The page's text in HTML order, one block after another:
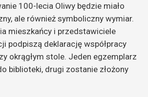
100-lecia Oliwy będzie miało
ale również symboliczny wymiar.
mieszkańcy i przedstawiciele
podpiszą deklarację współpracy
okrągłym stole. Jeden egzemplarz
biblioteki, drugi zostanie złożony